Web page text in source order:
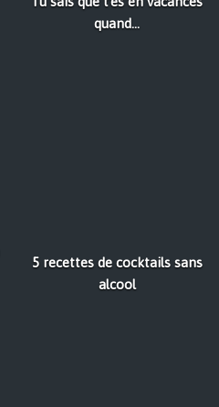
quand...
5 recettes de cocktails sans
alcool